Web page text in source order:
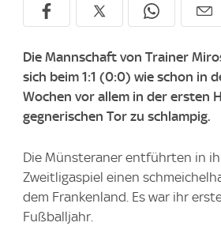
Die Mannschaft von Trainer
sich beim 1:1 (0:0) wie schon in
Wochen vor allem in der ersten
gegnerischen Tor zu schlampig.
Die Münsteraner entführten in
Zweitligaspiel einen
dem Frankenland. Es war ihr
Fußballjahr.